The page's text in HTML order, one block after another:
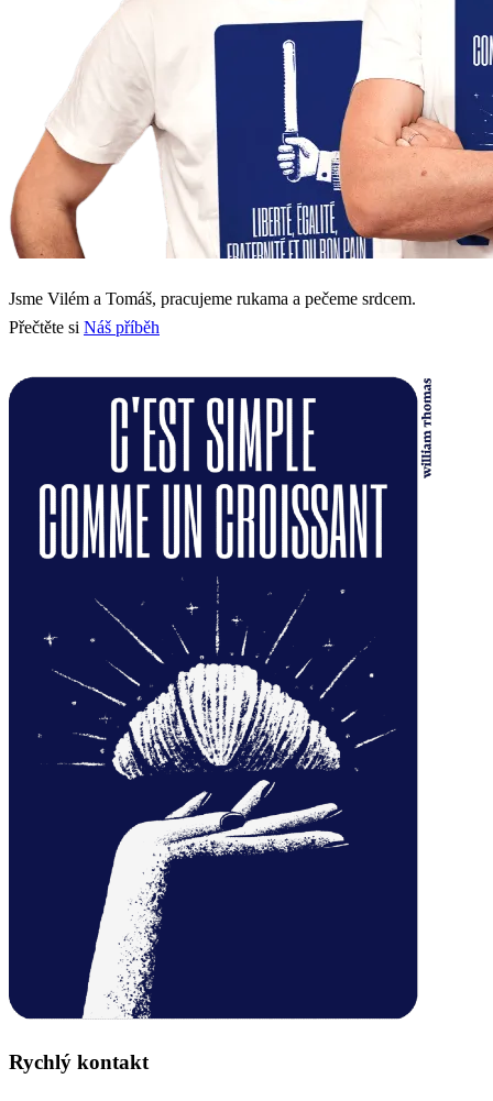
Jsme Vilém a Tomáš, pracujeme rukama a pečeme srdcem.
Přečtěte si Náš příběh
Rychlý kontakt